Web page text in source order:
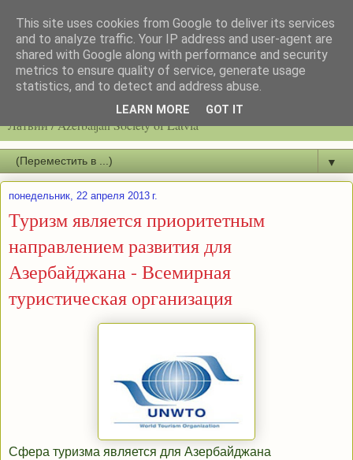
Latvijas azerbaidžāņu biedrību / Общество азербайджанцев
Латвии / Azerbaijan Society of Latvia
▼
понедельник, 22 апреля 2013 г.
Туризм является приоритетным
направлением развития для
Азербайджана - Всемирная
туристическая организация
Сфера туризма является для Азербайджана
This site uses cookies from Google to deliver its services
and to analyze traffic. Your IP address and user-agent are
shared with Google along with performance and security
metrics to ensure quality of service, generate usage
statistics, and to detect and address abuse.
LEARN MORE GOT IT